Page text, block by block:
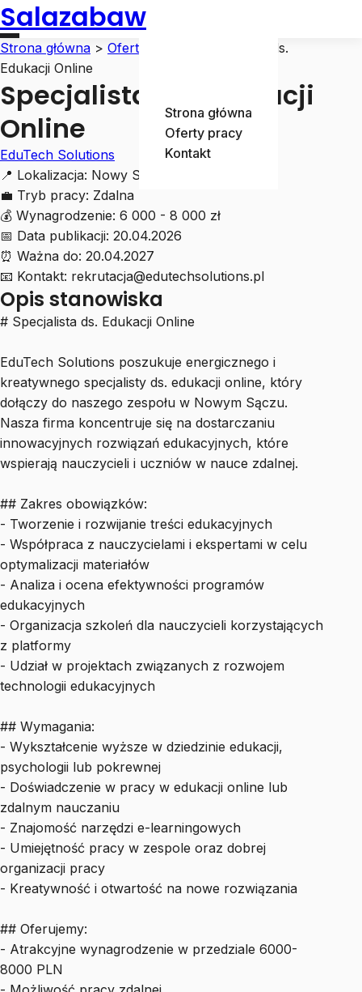
Salazabaw
Strona główna
Oferty pracy
Kontakt
Strona główna > Oferty pracy
Specjalista ds.
Edukacji Online
Specjalista ds. Edukacji
Online
EduTech Solutions
📍 Lokalizacja: Nowy Sącz
💼 Tryb pracy: Zdalna
💰 Wynagrodzenie: 6 000 - 8 000 zł
📅 Data publikacji: 20.04.2026
⏰ Ważna do: 20.04.2027
📧 Kontakt: rekrutacja@edutechsolutions.pl
Opis stanowiska
# Specjalista ds. Edukacji Online
EduTech Solutions poszukuje energicznego i
kreatywnego specjalisty ds. edukacji online, który
dołączy do naszego zespołu w Nowym Sączu.
Nasza firma koncentruje się na dostarczaniu
innowacyjnych rozwiązań edukacyjnych, które
wspierają nauczycieli i uczniów w nauce zdalnej.
## Zakres obowiązków:
- Tworzenie i rozwijanie treści edukacyjnych
- Współpraca z nauczycielami i ekspertami w celu
optymalizacji materiałów
- Analiza i ocena efektywności programów
edukacyjnych
- Organizacja szkoleń dla nauczycieli korzystających
z platformy
- Udział w projektach związanych z rozwojem
technologii edukacyjnych
## Wymagania:
- Wykształcenie wyższe w dziedzinie edukacji,
psychologii lub pokrewnej
- Doświadczenie w pracy w edukacji online lub
zdalnym nauczaniu
- Znajomość narzędzi e-learningowych
- Umiejętność pracy w zespole oraz dobrej
organizacji pracy
- Kreatywność i otwartość na nowe rozwiązania
## Oferujemy:
- Atrakcyjne wynagrodzenie w przedziale 6000-
8000 PLN